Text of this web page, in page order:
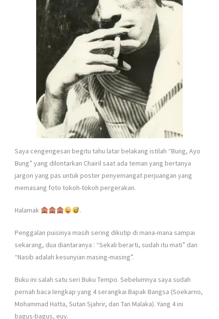
Saya cengengesan begitu tahu latar belakang istilah “Bung, Ayo
Bung” yang dilontarkan Chairil saat ada teman yang bertanya
jargon yang pas untuk poster penyemangat perjuangan yang
memasang foto tokoh-tokoh pergerakan.
Halamak .
Penggalan puisinya masih sering dikutip di mana-mana sampai
sekarang, dua diantaranya : “Sekali berarti, sudah itu mati” dan
“Nasib adalah kesunyian masing-masing”.
Buku ini salah satu seri Buku Tempo. Sebelumnya saya sudah
pernah baca lengkap yang 4 serangkai Bapak Bangsa (Soekarno,
Mohammad Hatta, Sutan Sjahrir, dan Tan Malaka). Yang 4 ini
bagus-bagus, euy.